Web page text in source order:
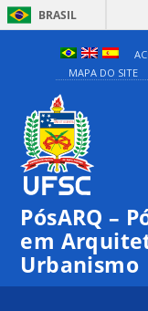
BRASIL
MAPA DO SITE
PósARQ –
em
Urbanismo